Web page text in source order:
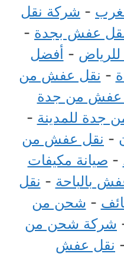
- شركة نقل
عفش بجدة-
- أفضل
نقل عفش من
من جدة
للمدينة-
نقل عفش من
صيانة مكيفات
بالباحة- نقل
- شحن من
شحن من
عفش